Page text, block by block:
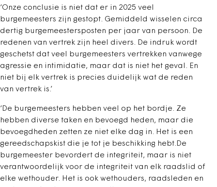
‘Onze conclusie is niet dat er in 2025 veel
burgemeesters zijn gestopt. Gemiddeld wisselen circa
dertig burgemeestersposten per jaar van persoon. De
redenen van vertrek zijn heel divers. De indruk wordt
geschetst dat veel burgemeesters vertrekken vanwege
agressie en intimidatie, maar dat is niet het geval. En
niet bij elk vertrek is precies duidelijk wat de reden
van vertrek is.’
‘De burgemeesters hebben veel op het bordje. Ze
hebben diverse taken en bevoegd heden, maar die
bevoegdheden zetten ze niet elke dag in. Het is een
gereedschapskist die je tot je beschikking hebt.De
burgemeester bevordert de integriteit, maar is niet
verantwoordelijk voor de integriteit van elk raadslid of
elke wethouder. Het is ook wethouders, raadsleden en